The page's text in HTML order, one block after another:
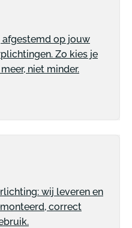
op jouw
Zo kies je
niet minder.
wij leveren en
correct